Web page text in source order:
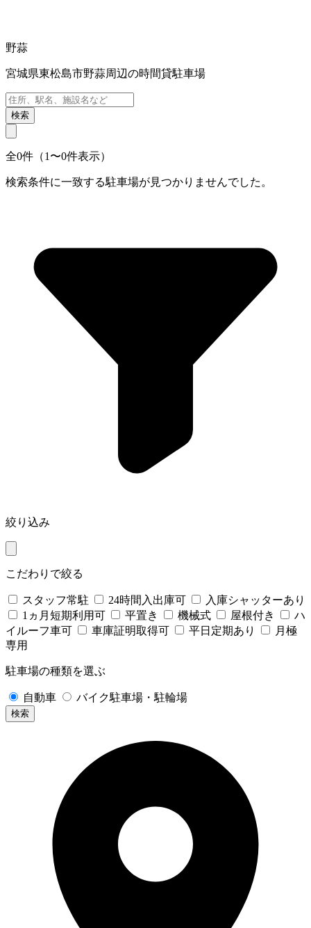
野蒜
宮城県東松島市野蒜周辺の時間貸駐車場
検索
全0件（1〜0件表示）
検索条件に一致する駐車場が見つかりませんでした。
絞り込み
こだわりで絞る
スタッフ常駐 24時間入出庫可
入庫シャッターあり
1ヵ月短期利用可
平置き 機械式 屋根付き
ハ
イルーフ車可
車庫証明取得可 平日定期あり
月極
専用
駐車場の種類を選ぶ
自動車 バイク駐車場・駐輪場
検索